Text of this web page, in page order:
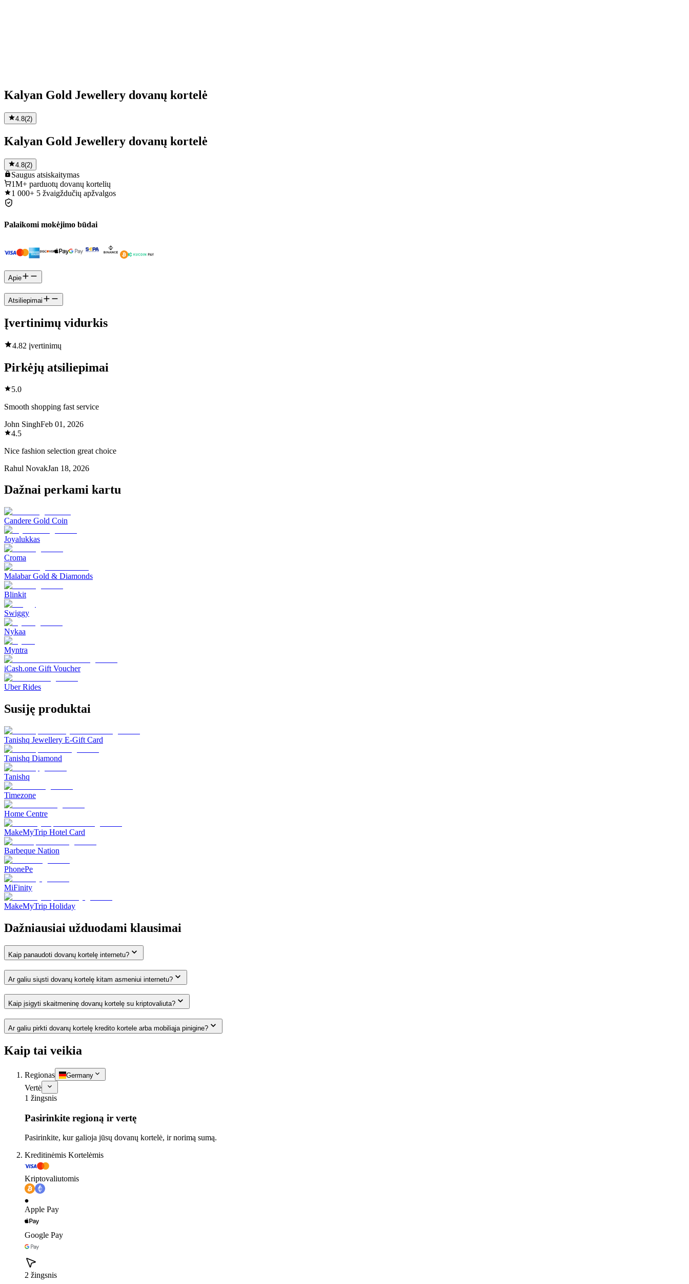
Kalyan Gold Jewellery dovanų kortelė
4.8(2)
Kalyan Gold Jewellery dovanų kortelė
4.8(2)
Saugus atsiskaitymas
1M+ parduotų dovanų kortelių
1 000+ 5 žvaigždučių apžvalgos
Palaikomi mokėjimo būdai
Apie
Atsiliepimai
Įvertinimų vidurkis
4.82 įvertinimų
Pirkėjų atsiliepimai
5.0
Smooth shopping fast service
John SinghFeb 01, 2026
4.5
Nice fashion selection great choice
Rahul NovakJan 18, 2026
Dažnai perkami kartu
Candere Gold Coin
Joyalukkas
Croma
Malabar Gold & Diamonds
Blinkit
Swiggy
Nykaa
Myntra
iCash.one Gift Voucher
Uber Rides
Susiję produktai
Tanishq Jewellery E-Gift Card
Tanishq Diamond
Tanishq
Timezone
Home Centre
MakeMyTrip Hotel Card
Barbeque Nation
PhonePe
MiFinity
MakeMyTrip Holiday
Dažniausiai užduodami klausimai
Kaip panaudoti dovanų kortelę internetu?
Ar galiu siųsti dovanų kortelę kitam asmeniui internetu?
Kaip įsigyti skaitmeninę dovanų kortelę su kriptovaliuta?
Ar galiu pirkti dovanų kortelę kredito kortele arba mobiliąja pinigine?
Kaip tai veikia
Regionas Germany
Vertė
1 žingsnis
Pasirinkite regioną ir vertę
Pasirinkite, kur galioja jūsų dovanų kortelė, ir norimą sumą.
Kreditinėmis Kortelėmis
Kriptovaliutomis
Apple Pay
Google Pay
2 žingsnis